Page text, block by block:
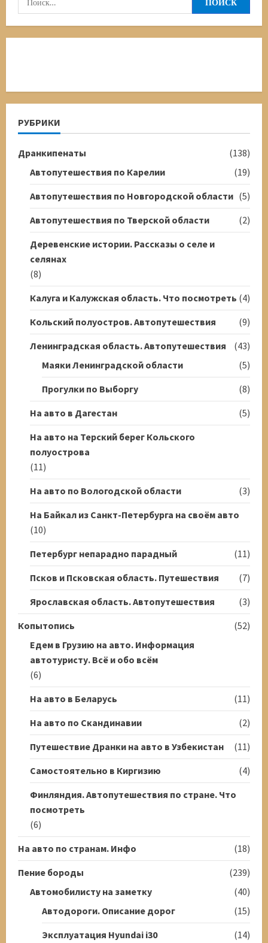
Личный
опыт
РУБРИКИ
Дранкипенаты
(138)
Автопутешествия по Карелии
(19)
Автопутешествия по Новгородской области (5)
Автопутешествия по Тверской области
(2)
Деревенские истории. Рассказы о селе и
селянах
(8)
Калуга и Калужская область. Что посмотреть (4)
Кольский полуостров. Автопутешествия
(9)
Ленинградская область. Автопутешествия
(43)
Маяки Ленинградской области
(5)
Прогулки по Выборгу
(8)
На авто в Дагестан
(5)
На авто на Терский берег Кольского
полуострова
(11)
На авто по Вологодской области
(3)
На Байкал из Санкт-Петербурга на своём авто
(10)
Петербург непарадно парадный
(11)
Псков и Псковская область. Путешествия
(7)
Ярославская область. Автопутешествия
(3)
Копытопись
(52)
Едем в Грузию на авто. Информация
автотуристу. Всё и обо всём
(6)
На авто в Беларусь
(11)
На авто по Скандинавии
(2)
Путешествие Дранки на авто в Узбекистан
(11)
Самостоятельно в Киргизию
(4)
Финляндия. Автопутешествия по стране. Что
посмотреть
(6)
На авто по странам. Инфо
(18)
Пение бороды
(239)
Автомобилисту на заметку
(40)
Автодороги. Описание дорог
(15)
Эксплуатация Hyundai i30
(14)